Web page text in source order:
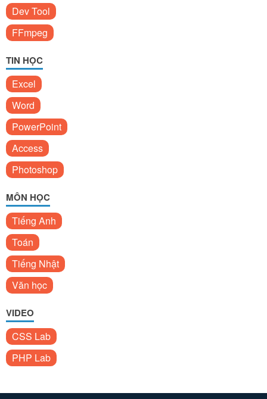
Dev Tool
FFmpeg
TIN HỌC
Excel
Word
PowerPoint
Access
Photoshop
MÔN HỌC
Tiếng Anh
Toán
Tiếng Nhật
Văn học
VIDEO
CSS Lab
PHP Lab